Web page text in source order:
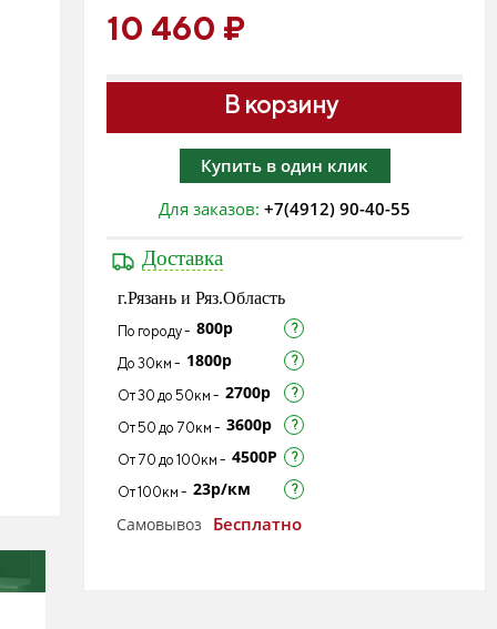
10 460 ₽
В корзину
Купить в один клик
Для заказов:+7(4912) 90-40-55
Доставка
г.Рязань и Ряз.Область
По городу - 800р
До 30км - 1800р
От 30 до 50км - 2700р
От 50 до 70км - 3600р
От 70 до 100км - 4500Р
От 100км - 23р/км
Самовывоз
Бесплатно